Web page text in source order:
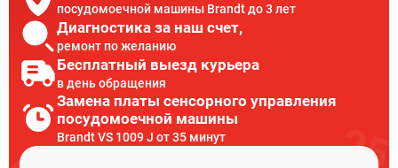
посудомоечной машины Brandt до 3 лет
Диагностика за наш счет,
ремонт по желанию
Бесплатный выезд курьера
в день обращения
Замена платы сенсорного управления
посудомоечной машины
Brandt VS 1009 J от 35 минут